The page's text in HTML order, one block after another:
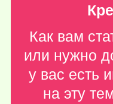
Как вам
или нужно
у вас есть
на эту